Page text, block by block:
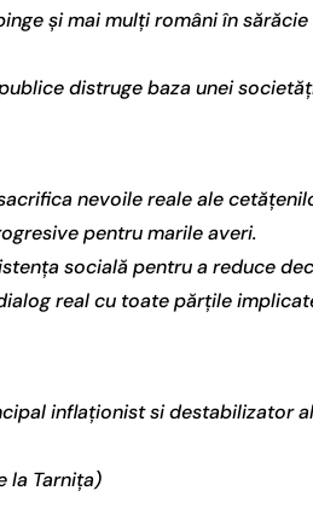
și mai mulți români în
distruge baza unei
nevoile reale ale
pentru marile averi.
socială pentru a reduce
real cu toate părțile
inflaționist si destabilizator
la Tarnița)